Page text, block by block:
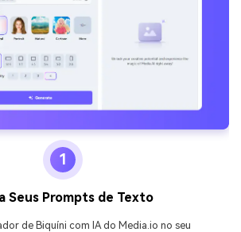
1
Seus Prompts de Texto
de Biquíni com IA do Media.io no seu